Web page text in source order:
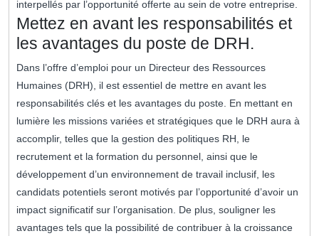
interpellés par l’opportunité offerte au sein de votre entreprise.
Mettez en avant les responsabilités et
les avantages du poste de DRH.
Dans l’offre d’emploi pour un Directeur des Ressources
Humaines (DRH), il est essentiel de mettre en avant les
responsabilités clés et les avantages du poste. En mettant en
lumière les missions variées et stratégiques que le DRH aura à
accomplir, telles que la gestion des politiques RH, le
recrutement et la formation du personnel, ainsi que le
développement d’un environnement de travail inclusif, les
candidats potentiels seront motivés par l’opportunité d’avoir un
impact significatif sur l’organisation. De plus, souligner les
avantages tels que la possibilité de contribuer à la croissance